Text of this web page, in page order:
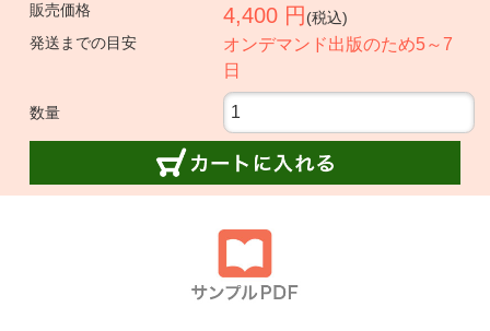
販売価格
4,400 円 (税込)
発送までの目安
オンデマンド出版のため5～7
日
数量